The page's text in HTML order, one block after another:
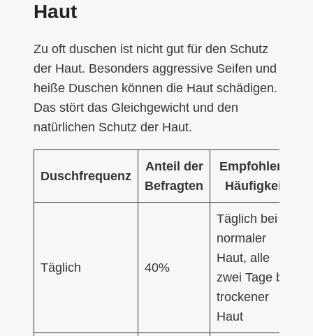
Haut
Zu oft duschen ist nicht gut für den Schutz
der Haut. Besonders aggressive Seifen und
heiße Duschen können die Haut schädigen.
Das stört das Gleichgewicht und den
natürlichen Schutz der Haut.
Duschfrequenz
Anteil der
Befragten
Empfohlene
Häufigkeit
Täglich 40%
Täglich bei
normaler
Haut, alle
zwei Tage bei
trockener
Haut